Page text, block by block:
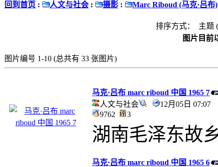
回到首页 : 人文与社会 : 摄影 : Marc Riboud (马克·吕布)
排序方式： 主题 (
图片目前
图片编号 1-10 (总共有 33 张图片)
马克·吕布 marc riboud 中国 1965 7
人文与社会
12月05日 07:07
9762
3
湖南毛泽东故
马克·吕布 marc riboud 中国 1965 6